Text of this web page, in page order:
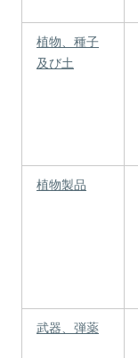
植物、種子
及び土
植物製品
武器、弾薬